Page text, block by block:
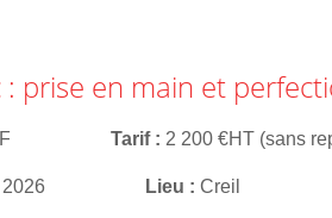
: prise en main et
Tarif 2 200 €HT (sans
Lieu Creil